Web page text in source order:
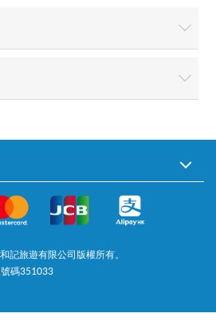
和記旅遊有限公司版權所有。
號碼351033